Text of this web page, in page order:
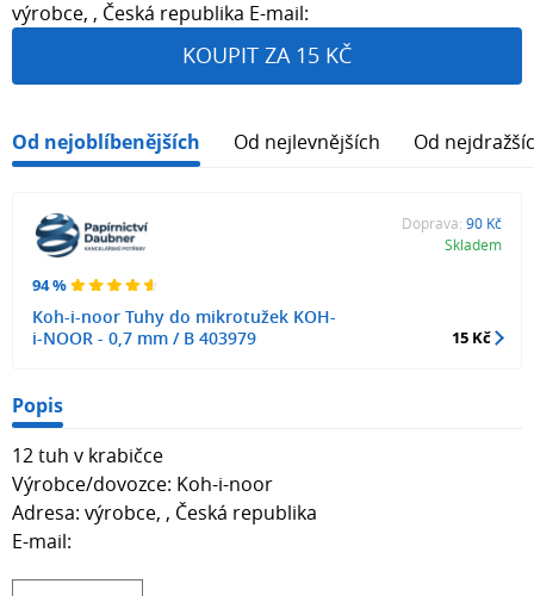
výrobce, , Česká republika E-mail:
KOUPIT ZA 15 KČ
Od nejoblíbenějších Od nejlevnějších Od
94 %
Koh-i-noor Tuhy do mikrotužek KOH-
i-NOOR - 0,7 mm / B 403979
Doprava: 90 Kč
Skladem
15 Kč
Popis
12 tuh v krabičce
Výrobce/dovozce: Koh-i-noor
Adresa: výrobce, , Česká republika
E-mail: